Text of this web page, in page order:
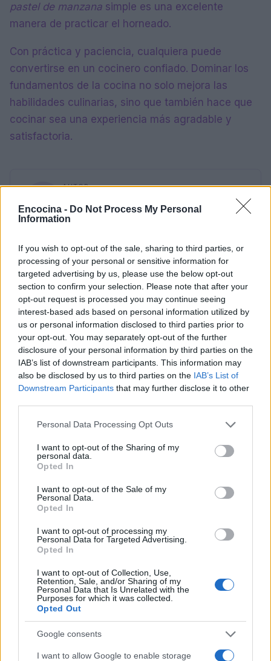
Encocina - Do Not Process My Personal
Information
If you wish to opt-out of the sale, sharing to third parties, or
processing of your personal or sensitive information for
targeted advertising by us, please use the below opt-out
section to confirm your selection. Please note that after your
opt-out request is processed you may continue seeing
interest-based ads based on personal information utilized by
us or personal information disclosed to third parties prior to
your opt-out. You may separately opt-out of the further
disclosure of your personal information by third parties on the
IAB’s list of downstream participants. This information may
also be disclosed by us to third parties on the IAB’s List of
Downstream Participants that may further disclose it to other
Please note that this website/app uses one or more Google
not limited to your visit or usage behaviour. You may click to
grant or deny consent to Google and its third-party tags to
use your data for below specified purposes in below Google
consent section.
Personal Data Processing Opt Outs
I want to opt-out of the Sharing of my
personal data.
Opted In
I want to opt-out of the Sale of my
Personal Data.
Opted In
I want to opt-out of processing my
Personal Data for Targeted Advertising.
Opted In
I want to opt-out of Collection, Use,
Retention, Sale, and/or Sharing of my
Personal Data that Is Unrelated with the
Purposes for which it was collected.
Opted Out
Google consents
I want to allow Google to enable storage
pastel de manzana simple es una excelente
manera de practicar el horneado.
Con práctica y paciencia, cualquiera puede
convertirse en un cocinero confiado. Dominar los
fundamentos de la cocina no solo mejora las
habilidades culinarias, sino que también hace que
cocinar sea una experiencia más agradable y
satisfactoria.
AUTOR
Diego Romero trabajó en cocinas de Madrid y
recetas tradicionales reinterpretadas.
Sigue leyendo
CONSEJOS DE COCINA